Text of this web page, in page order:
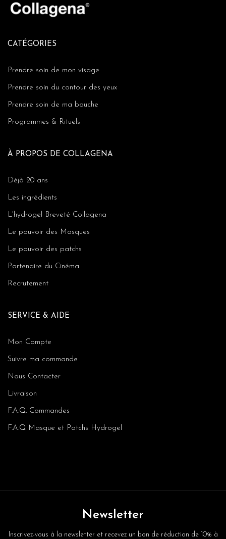
CATÉGORIES
Prendre soin de mon visage
Prendre soin du contour des yeux
Prendre soin de ma bouche
Programmes & Rituels
À PROPOS DE COLLAGENA
Déjà 20 ans
Les ingrédients
L'hydrogel Breveté Collagena
Le pouvoir des Masques
Le pouvoir des patchs
Partenaire du Cinéma
Recrutement
SERVICE & AIDE
Mon Compte
Suivre ma commande
Nous Contacter
Livraison
F.A.Q. Commandes
F.A.Q Masque et Patchs Hydrogel
Newsletter
Inscrivez-vous à la newsletter et recevez un bon de réduction de 10% à